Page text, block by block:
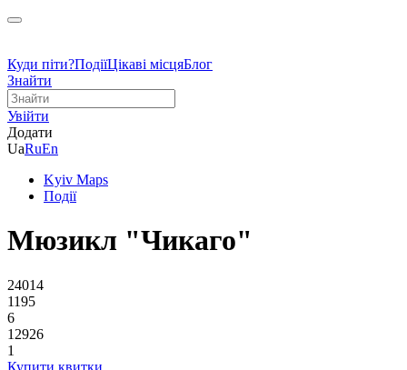
Куди піти?ПодіїЦікаві місцяБлог
Знайти
Увійти
Додати
UaRuEn
Kyiv Maps
Події
Мюзикл "Чикаго"
24014
1195
6
12926
1
Купити квитки